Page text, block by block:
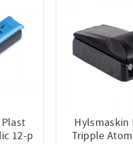
12-p
Hylsmaskin
Tripple